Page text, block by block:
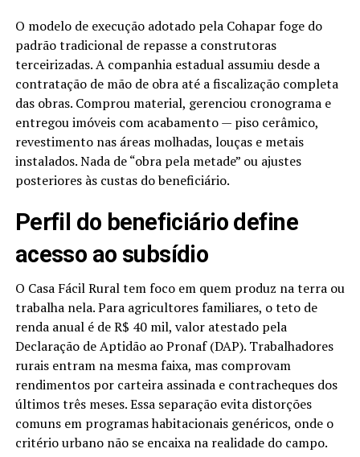
O modelo de execução adotado pela Cohapar foge do
padrão tradicional de repasse a construtoras
terceirizadas. A companhia estadual assumiu desde a
contratação de mão de obra até a fiscalização completa
das obras. Comprou material, gerenciou cronograma e
entregou imóveis com acabamento — piso cerâmico,
revestimento nas áreas molhadas, louças e metais
instalados. Nada de “obra pela metade” ou ajustes
posteriores às custas do beneficiário.
Perfil do beneficiário define
acesso ao subsídio
O Casa Fácil Rural tem foco em quem produz na terra ou
trabalha nela. Para agricultores familiares, o teto de
renda anual é de R$ 40 mil, valor atestado pela
Declaração de Aptidão ao Pronaf (DAP). Trabalhadores
rurais entram na mesma faixa, mas comprovam
rendimentos por carteira assinada e contracheques dos
últimos três meses. Essa separação evita distorções
comuns em programas habitacionais genéricos, onde o
critério urbano não se encaixa na realidade do campo.